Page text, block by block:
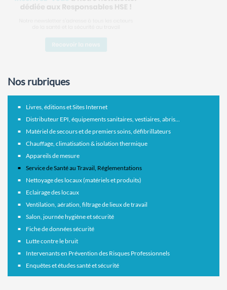
Nos rubriques
Livres, éditions et Sites Internet
Distributeur EPI, équipements sanitaires, vestiaires, abris...
Matériel de secours et de premiers soins, défibrillateurs
Chauffage, climatisation & isolation thermique
Appareils de mesure
Service de Santé au Travail, Réglementations
Nettoyage des locaux (matériels et produits)
Eclairage des locaux
Ventilation, aération, filtrage de lieux de travail
Salon, journée hygiène et sécurité
Fiche de données sécurité
Lutte contre le bruit
Intervenants en Prévention des Risques Professionnels
Enquêtes et études santé et sécurité